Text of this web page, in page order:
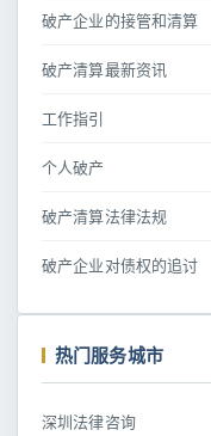
破产企业的接管和清算
破产清算最新资讯
工作指引
个人破产
破产清算法律法规
破产企业对债权的追讨
热门服务城市
深圳法律咨询